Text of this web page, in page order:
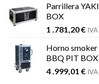
Parrillera
BOX
1 .781,20€
Horno
BBQ PIT BOX
4 .999,01 €